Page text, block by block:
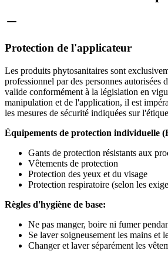
Protection de l'applicateur
Les produits phytosanitaires sont
professionnel par des personnes autorisées
valide conformément à la législation en
manipulation et de l'application, il est
les mesures de sécurité indiquées sur
Équipements de protection individuelle
Gants de protection résistants aux
Vêtements de protection
Protection des yeux et du visage
Protection respiratoire (selon les
Règles d'hygiène de base:
Ne pas manger, boire ni fumer
Se laver soigneusement les mains et
Changer et laver séparément les